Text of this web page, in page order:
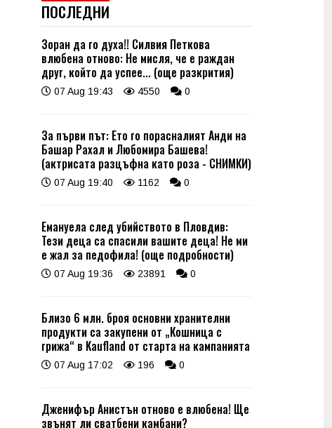
ПОСЛЕДНИ
Зоран да го духа!! Силвия Петкова
влюбена отново: Не мисля, че е раждан
друг, който да успее... (още разкрития)
07 Aug 19:43 4550 0
За първи път: Ето го порасналият Анди на
Башар Рахал и Любомира Башева!
(актрисата разцъфна като роза - СНИМКИ)
07 Aug 19:40 1162 0
Емануела след убийството в Пловдив:
Тези деца са спасили вашите деца! Не ми
е жал за педофила! (още подробности)
07 Aug 19:36 23891 0
Близо 6 млн. броя основни хранителни
продукти са закупени от „Кошница с
грижа“ в Kaufland от старта на кампанията
07 Aug 17:02 196 0
Дженифър Анистън отново е влюбена! Ще
звънят ли сватбени камбани?